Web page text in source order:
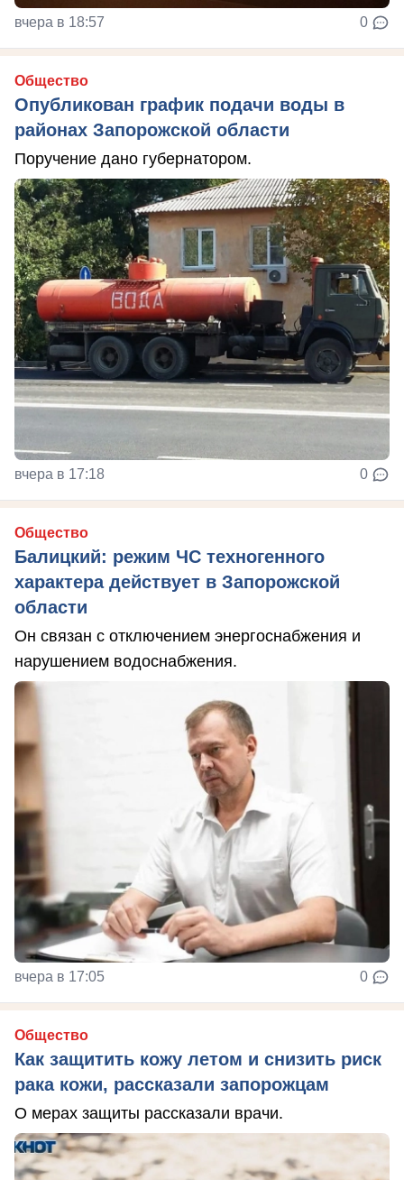
вчера в 18:57 0
Общество
Опубликован график подачи воды в
районах Запорожской области
Поручение дано губернатором.
вчера в 17:18 0
Общество
Балицкий: режим ЧС техногенного
характера действует в Запорожской
области
Он связан с отключением энергоснабжения и
нарушением водоснабжения.
вчера в 17:05 0
Общество
Как защитить кожу летом и снизить риск
рака кожи, рассказали запорожцам
О мерах защиты рассказали врачи.